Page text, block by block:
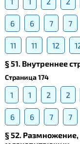
6 6 7 7
11 11 12
§ 51. Внутреннее
Страница 174
1 1 2 2
6 6 7 7
§ 52.